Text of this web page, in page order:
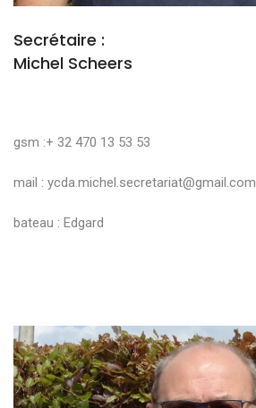
Secrétaire :
Michel Scheers
gsm :+ 32 470 13 53 53
mail : ycda.michel.secretariat@gmail.com
bateau : Edgard